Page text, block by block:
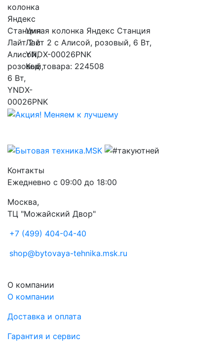
Умная колонка Яндекс Станция
Лайт 2 с Алисой, розовый, 6 Вт,
YNDX-00026PNK
Код товара: 224508
Контакты
Ежедневно с 09:00 до 18:00
Москва,
ТЦ "Можайский Двор"
+7 (499) 404-04-40
shop@bytovaya-tehnika.msk.ru
О компании
О компании
Доставка и оплата
Гарантия и сервис